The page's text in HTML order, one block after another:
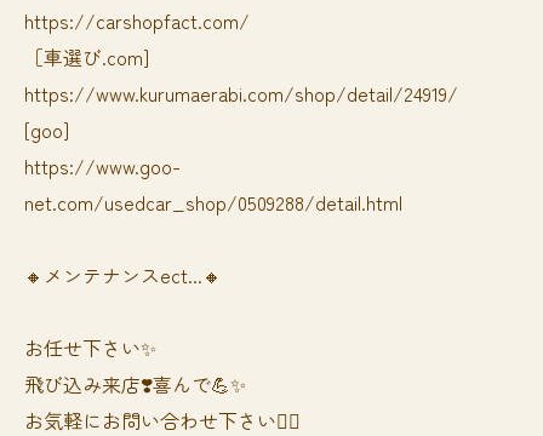
https://carshopfact.com/
［車選び.com]
https://www.kurumaerabi.com/shop/detail/24919/
[goo]
https://www.goo-
net.com/usedcar_shop/0509288/detail.html
🔸メンテナンスect...🔸
お任せ下さい✨
飛び込み来店❣️喜んで💪✨
お気軽にお問い合わせ下さい🙆‍♀️